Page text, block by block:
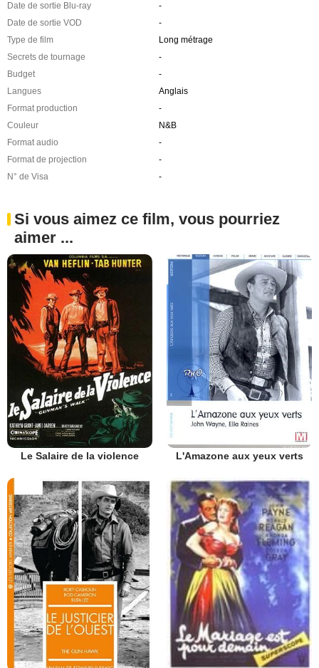
Date de sortie Blu-ray
-
Date de sortie VOD
-
Type de film
Long métrage
Secrets de tournage
-
Budget
-
Langues
Anglais
Format production
-
Couleur
N&B
Format audio
-
Format de projection
-
N° de Visa
-
Si vous aimez ce film, vous pourriez
aimer ...
Le Salaire de la violence L'Amazone aux yeux verts